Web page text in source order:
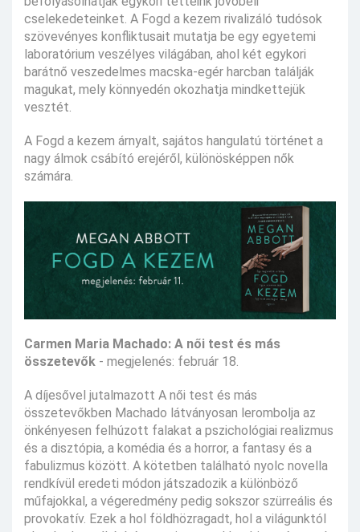
cselekedeteinket. A Fogd a kezem rivalizáló tudósok
szövevényes konfliktusait mutatja be egy egyetemi
laboratórium veszélyes világában, ahol két egykori
barátnő veszedelmes macska-egér harcban találják
magukat, mely könnyedén okozhatja mindkettejük
vesztét.
A Fogd a kezem árnyalt, sajátos hangulatú történet a
nagy álmok csábító erejéről, különösképpen nők
számára.
Carmen Maria Machado: A női test és más
összetevők - megjelenés: február 18.
A díjesővel jutalmazott A női test és más
összetevőkben Machado látványosan lerombolja az
önkényesen felhúzott falakat a pszichológiai realizmus
és a disztópia, a komédia és a horror, a fantasy és a
fabulizmus között. A kötetben található nyolc novella
rendkívül eredeti módon játszadozik a különböző
műfajokkal, a végeredmény pedig sokszor szürreális és
provokatív. Ezek a hol földhözragadt, hol a világunktól